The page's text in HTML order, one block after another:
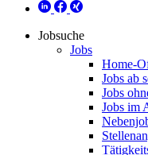
Jobsuche
Jobs
Home-
Jobs ab
Jobs
Jobs im